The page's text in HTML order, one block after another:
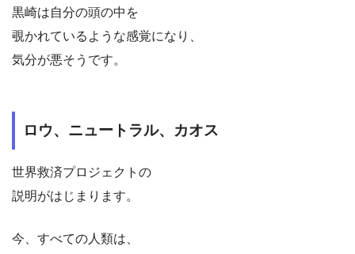
黒崎は自分の頭の中を
覗かれているような感覚になり、
気分が悪そうです。
ロウ、ニュートラル、カオス
世界救済プロジェクトの
説明がはじまります。
今、すべての人類は、